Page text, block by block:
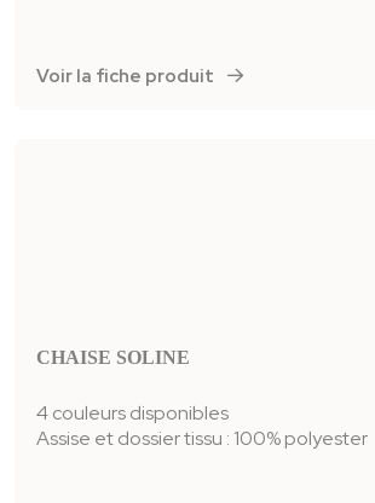
Voir la fiche produit
CHAISE SOLINE
4 couleurs disponibles
Assise et dossier tissu : 100% polyester